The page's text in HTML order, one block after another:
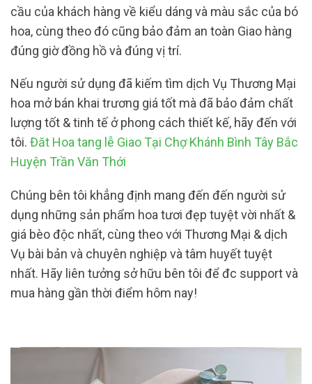
cầu của khách hàng về kiểu dáng và màu sắc của bó
hoa, cùng theo đó cũng bảo đảm an toàn Giao hàng
đúng giờ đồng hồ và đúng vị trí.
Nếu người sử dụng đã kiếm tìm dịch Vụ Thương Mại
hoa mở bán khai trương giá tốt mà đã bảo đảm chất
lượng tốt & tinh tế ở phong cách thiết kế, hãy đến với
tôi. Đăt Hoa tang lễ Giao Tại Chợ Khánh Bình Tây Bắc
Huyện Trần Văn Thới
Chúng bên tôi khẳng định mang đến đến người sử
dụng những sản phẩm hoa tươi đẹp tuyệt vời nhất &
giá bèo độc nhất, cùng theo với Thương Mại & dịch
Vụ bài bản và chuyên nghiệp và tâm huyết tuyệt
nhất. Hãy liên tưởng sở hữu bên tôi để đc support và
mua hàng gần thời điểm hôm nay!